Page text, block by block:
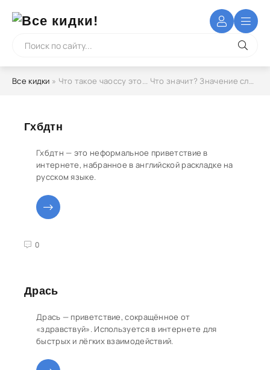
Все кидки » Что такое чаоссу это... Что значит? Значение слова
Гхбдтн
Гхбдтн — это неформальное приветствие в
интернете, набранное в английской раскладке на
русском языке.
0
5
Дрась
Дрась — приветствие, сокращённое от
«здравствуй». Используется в интернете для
быстрых и лёгких взаимодействий.